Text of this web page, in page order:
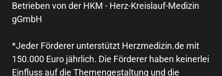
Betrieben von der HKM - Herz-Kreislauf-Medizin
gGmbH
*Jeder Förderer unterstützt Herzmedizin.de mit
150.000 Euro jährlich. Die Förderer haben keinerlei
Einfluss auf die Themengestaltung und die